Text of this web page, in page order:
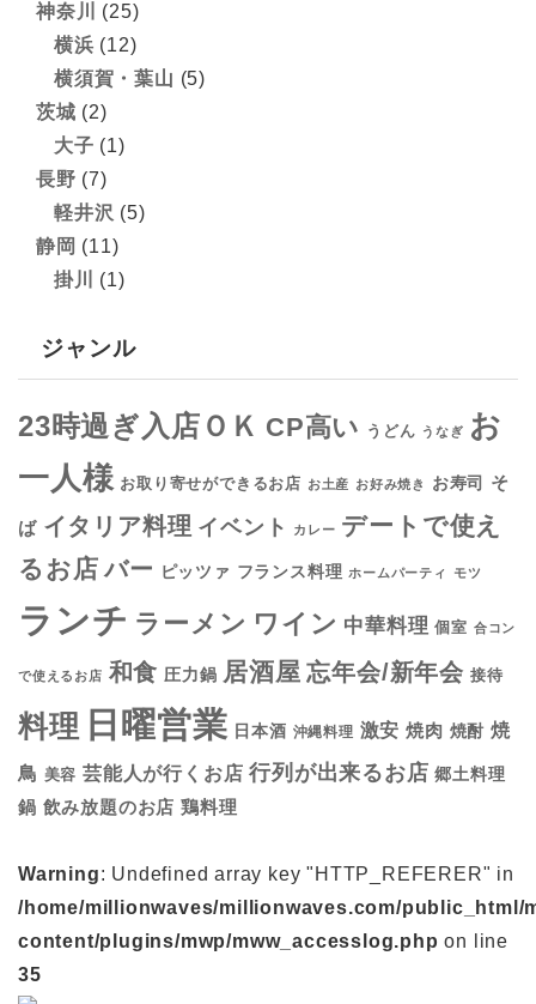
神奈川
(25)
横浜 (12)
横須賀・葉山 (5)
茨城 (2)
大子 (1)
長野 (7)
軽井沢 (5)
静岡 (11)
掛川
(1)
ジャンル
23時過ぎ入店ＯＫ CP高い うどん うなぎ お
一人様 お取り寄せができるお店 お土産 お好み焼き お寿司 そ
ば イタリア料理 イベント カレー デートで使え
るお店 バー ピッツァ フランス料理 ホームパーティ モツ
ランチ ラーメン ワイン 中華料理 個室 合コン
で使えるお店 和食 圧力鍋 居酒屋 忘年会/新年会 接待
料理 日曜営業 日本酒 沖縄料理 激安 焼肉 焼酎 焼
鳥 美容 芸能人が行くお店 行列が出来るお店 郷土料理
鍋 飲み放題のお店 鶏料理
Warning: Undefined array key "HTTP_REFERER" in
/home/millionwaves/millionwaves.com/public_html/
content/plugins/mwp/mww_accesslog.php on line
35